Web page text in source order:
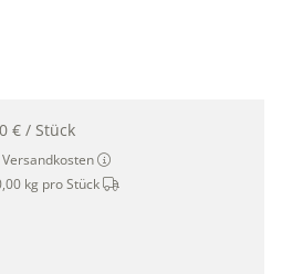
aus hanit®, 70 x 70 x 47cm,
€ / Stück
Versandkosten
kg pro Stück Dieser Artikel wird per